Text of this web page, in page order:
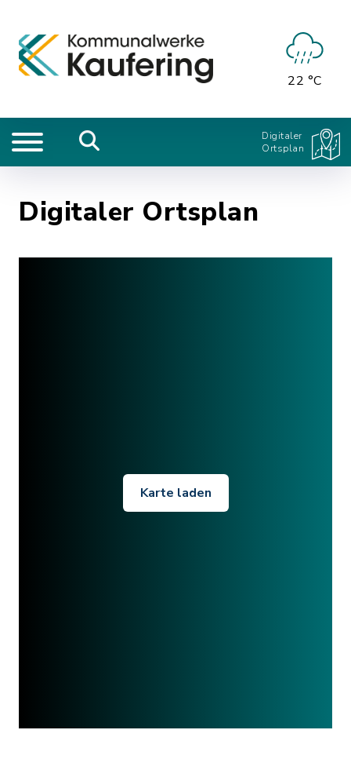
22 °C
Digitaler
Ortsplan
Digitaler Ortsplan
Karte laden